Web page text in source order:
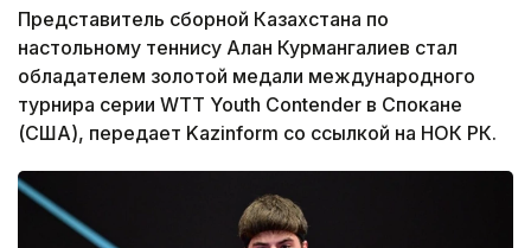
Представитель сборной Казахстана по
настольному теннису Алан Курмангалиев стал
обладателем золотой медали международного
турнира серии WTT Youth Contender в Спокане
(США), передает Kazinform со ссылкой на НОК РК.